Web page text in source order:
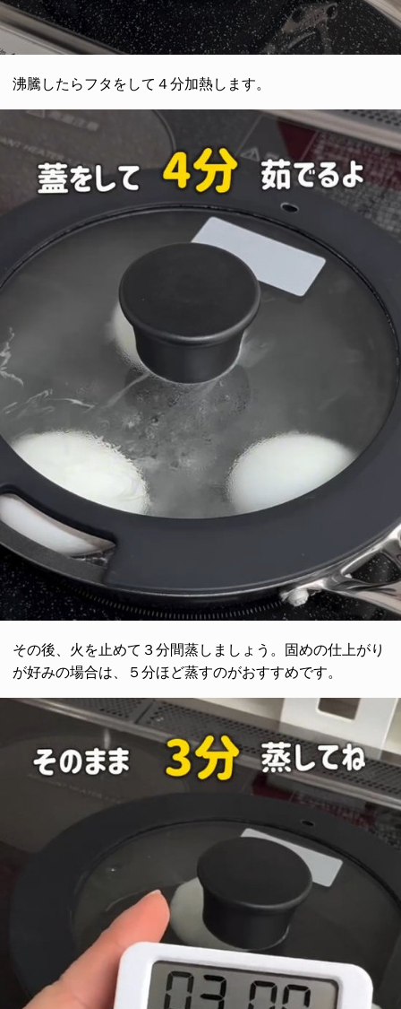
沸騰したらフタをして４分加熱します。
その後、火を止めて３分間蒸しましょう。固めの仕上がり
が好みの場合は、５分ほど蒸すのがおすすめです。